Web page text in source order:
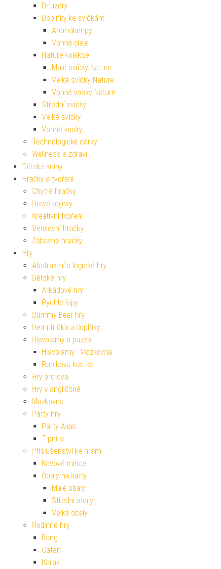
Difuzéry
Doplňky ke svíčkám
Aromalampy
Vonné oleje
Nature kolekce
Malé svíčky Nature
Velké svíčky Nature
Vonné vosky Nature
Střední svíčky
Velké svíčky
Vonné vosky
Technologické dárky
Wellness a zdraví
Dětské knihy
Hračky a tvoření
Chytré hračky
Hravé objevy
Kreativní tvoření
Venkovní hračky
Zábavné hračky
Hry
Abstraktní a logické hry
Dětské hry
Arkádové hry
Rychlé šípy
Dummy Bear hry
Herní trička a doplňky
Hlavolamy a puzzle
Hlavolamy - Mozkovna
Rubikova kostka
Hry pro dva
Hry v angličtině
Mozkovna
Párty hry
Párty Alias
Tipni si
Příslušenství ke hrám
Kovové mince
Obaly na karty
Malé obaly
Střední obaly
Velké obaly
Rodinné hry
Bang
Catan
Karak